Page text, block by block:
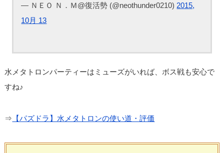
— ＮＥＯ Ｎ．Ｍ@復活勢 (@neothunder0210) 2015,
10月 13
水メタトロンパーティーはミューズがいれば、ボス戦も安心で
すね♪
⇒ 【パズドラ】水メタトロンの使い道・評価